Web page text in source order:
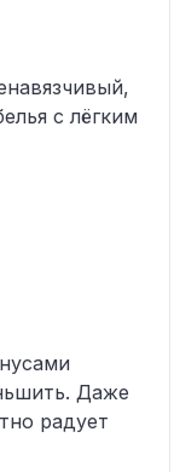
с лёгким
Даже
радует